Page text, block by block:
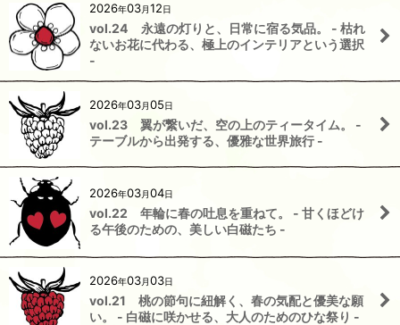
2026年03月12日
vol.24 永遠の灯りと、日常に宿る気品。 - 枯れ
ないお花に代わる、極上のインテリアという選択
-
2026年03月05日
vol.23 翼が繋いだ、空の上のティータイム。 -
テーブルから出発する、優雅な世界旅行 -
2026年03月04日
vol.22 年輪に春の吐息を重ねて。 - 甘くほどけ
る午後のための、美しい白磁たち -
2026年03月03日
vol.21 桃の節句に紐解く、春の気配と優美な願
い。 - 白磁に咲かせる、大人のためのひな祭り -